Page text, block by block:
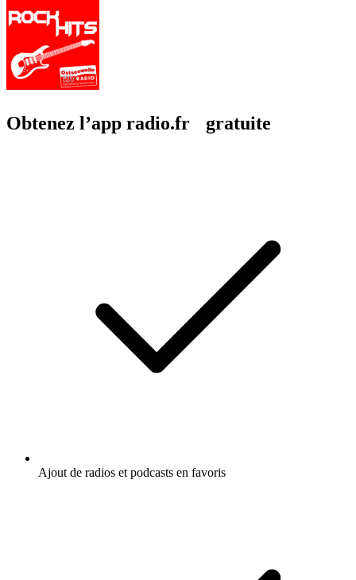
Obtenez l’app radio.fr gratuite
Ajout de radios et podcasts en favoris